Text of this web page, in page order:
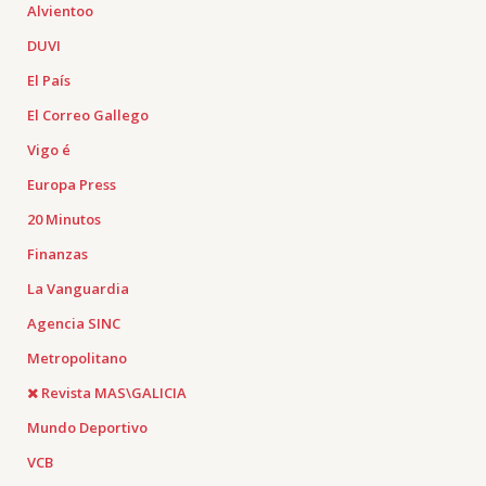
Alvientoo
DUVI
El País
El Correo Gallego
Vigo é
Europa Press
20 Minutos
Finanzas
La Vanguardia
Agencia SINC
Metropolitano
Revista MAS\GALICIA
Mundo Deportivo
VCB